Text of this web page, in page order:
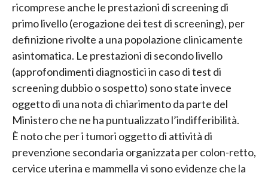
ricomprese anche le prestazioni di screening di
primo livello (erogazione dei test di screening), per
definizione rivolte a una popolazione clinicamente
asintomatica. Le prestazioni di secondo livello
(approfondimenti diagnostici in caso di test di
screening dubbio o sospetto) sono state invece
oggetto di una nota di chiarimento da parte del
Ministero che ne ha puntualizzato l’indifferibilità.
È noto che per i tumori oggetto di attività di
prevenzione secondaria organizzata per colon-retto,
cervice uterina e mammella vi sono evidenze che la